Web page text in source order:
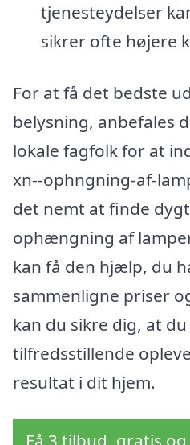
tjenesteydelser
sikrer ofte højere
For at få det bedste
belysning, anbefales
lokale fagfolk for at
xn--ophngning-af-
det nemt at finde
ophængning af
kan få den hjælp, du
sammenligne priser
kan du sikre dig, at
tilfredsstillende
resultat i dit hjem.
Få 3 tilbud, gratis